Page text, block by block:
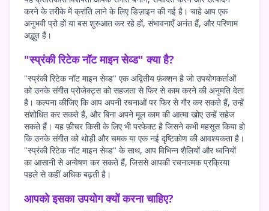
करने के तरीके में क्रांति लाने के लिए डिज़ाइन की गई है। चाहे आप एक
अनुभवी प्रो हों या बस शुरुआत कर रहे हों, संभावनाएँ अनंत हैं, और परिणाम
अद्भुत हैं।
"स्प्रंकी रिटेक नॉट माइन सेव्ड" क्या है?
"स्प्रंकी रिटेक नॉट माइन सेव्ड" एक अद्वितीय फ़ंक्शन है जो उपयोगकर्ताओं
को उनके संगीत प्रोजेक्ट्स को सहजता से फिर से काम करने की अनुमति देता
है। कल्पना कीजिए कि आप अपनी रचनाओं पर फिर से गौर कर सकते हैं, उन्हें
संशोधित कर सकते हैं, और बिना अपने मूल काम की आत्मा खोए उन्हें सहेज
सकते हैं। यह फ़ीचर किसी के लिए भी परफेक्ट है जिसने कभी महसूस किया हो
कि उनके संगीत को थोड़ी और चमक या एक नई दृष्टिकोण की आवश्यकता है।
"स्प्रंकी रिटेक नॉट माइन सेव्ड" के साथ, आप विभिन्न शैलियों और ध्वनियों
का आसानी से अन्वेषण कर सकते हैं, जिससे आपकी रचनात्मक प्रक्रिया
पहले से कहीं अधिक बढ़ती है।
आपको इसका उपयोग क्यों करना चाहिए?